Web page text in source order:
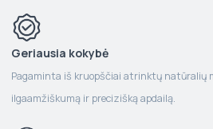
Geriausia kokybė
Pagaminta iš kruopščiai atrinktų natūralių
ilgaamžiškumą ir precizišką apdailą.